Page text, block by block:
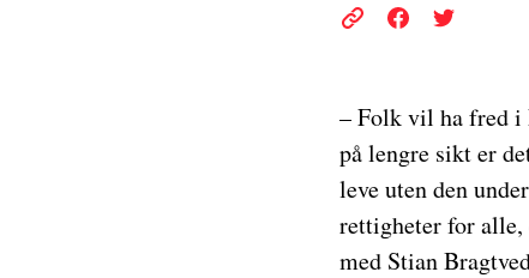
– Folk vil ha fred i
på lengre sikt er
leve uten den
rettigheter for
med Stian